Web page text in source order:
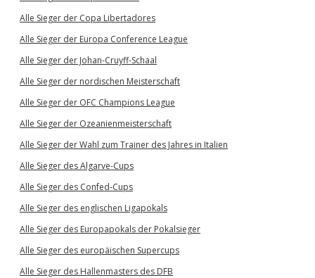
Alle Sieger der Copa Libertadores
Alle Sieger der Europa Conference League
Alle Sieger der Johan-Cruyff-Schaal
Alle Sieger der nordischen Meisterschaft
Alle Sieger der OFC Champions League
Alle Sieger der Ozeanienmeisterschaft
Alle Sieger der Wahl zum Trainer des Jahres in Italien
Alle Sieger des Algarve-Cups
Alle Sieger des Confed-Cups
Alle Sieger des englischen Ligapokals
Alle Sieger des Europapokals der Pokalsieger
Alle Sieger des europäischen Supercups
Alle Sieger des Hallenmasters des DFB